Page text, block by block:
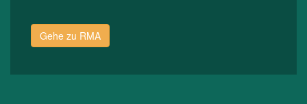
Gehe zu RMA